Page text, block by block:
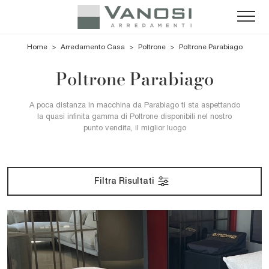
Home > Arredamento Casa > Poltrone > Poltrone Parabiago
Poltrone Parabiago
A poca distanza in macchina da Parabiago ti sta aspettando
la quasi infinita gamma di Poltrone disponibili nel nostro
punto vendita, il miglior luogo
Filtra Risultati